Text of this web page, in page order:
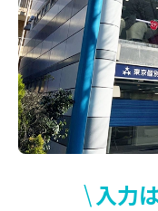
\ 入力